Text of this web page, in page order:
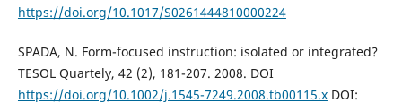
https://doi.org/10.1017/S0261444810000224
SPADA, N. Form-focused instruction: isolated or integrated?
TESOL Quartely, 42 (2), 181-207. 2008. DOI
https://doi.org/10.1002/j.1545-7249.2008.tb00115.xDOI: